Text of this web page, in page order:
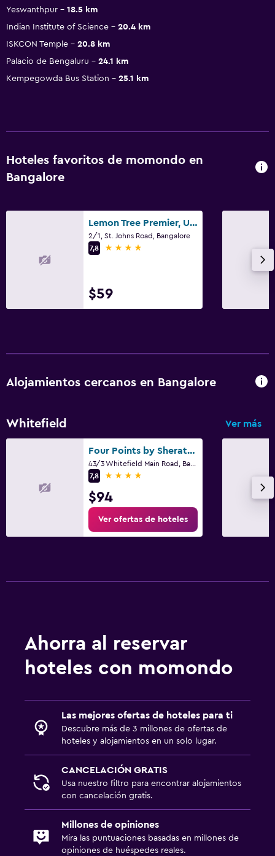
Yeswanthpur
18.5 km
Indian Institute of Science
20.4 km
ISKCON Temple
20.8 km
Palacio de Bengaluru
24.1 km
Kempegowda Bus Station
25.1 km
Hoteles favoritos de momondo en
Bangalore
Lemon Tree Premier, Ulsoor Lake, Bangalore
2/1, St. Johns Road, Bangalore
7,8
4 estrellas
$59
Alojamientos cercanos en Bangalore
Whitefield Ver más
Four Points by Sheraton Bengaluru, Whitefield
7,8
4 estrellas
$94
Ver ofertas de hoteles
Ahorra al reservar
hoteles con momondo
Las mejores ofertas de hoteles para ti
Descubre más de 3 millones de ofertas de
hoteles y alojamientos en un solo lugar.
CANCELACIÓN GRATIS
Usa nuestro filtro para encontrar alojamientos
con cancelación gratis.
Millones de opiniones
Mira las puntuaciones basadas en millones de
opiniones de huéspedes reales.